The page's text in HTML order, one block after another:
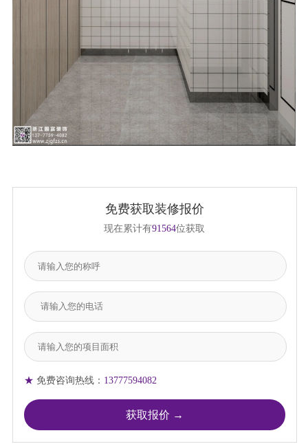
免费获取装修报价
现在累计有91564位获取
★免费咨询热线： 13777594082